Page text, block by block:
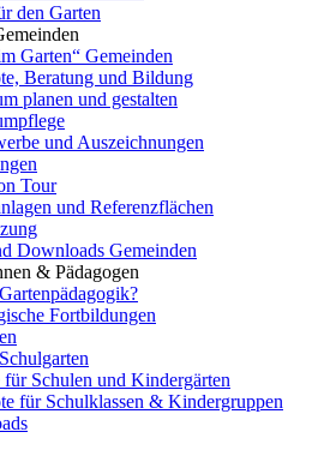
den Garten
Garten“ Gemeinden
Beratung und Bildung
planen und gestalten
und Auszeichnungen
Tour
und Referenzflächen
Downloads Gemeinden
& Pädagogen
Fortbildungen
für Schulen und Kindergärten
für Schulklassen & Kindergruppen